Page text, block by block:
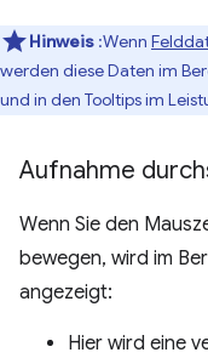
Hinweis :Wenn
werden diese Daten im
und in den Tooltips im
Aufnahme
Wenn Sie den
bewegen, wird im
angezeigt:
Hier wird eine